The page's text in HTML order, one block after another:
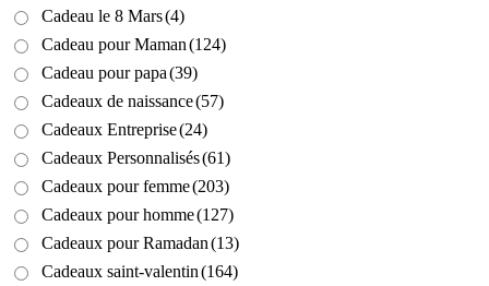
Cadeau le 8 Mars(4)
Cadeau pour Maman(124)
Cadeau pour papa(39)
Cadeaux de naissance(57)
Cadeaux Entreprise(24)
Cadeaux Personnalisés(61)
Cadeaux pour femme(203)
Cadeaux pour homme(127)
Cadeaux pour Ramadan(13)
Cadeaux saint-valentin(164)